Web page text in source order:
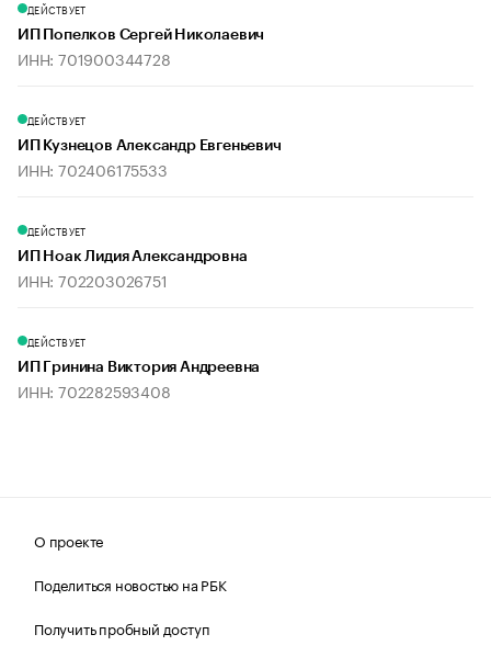
ДЕЙСТВУЕТ
ИП Попелков Сергей Николаевич
ИНН: 701900344728
ДЕЙСТВУЕТ
ИП Кузнецов Александр Евгеньевич
ИНН: 702406175533
ДЕЙСТВУЕТ
ИП Ноак Лидия Александровна
ИНН: 702203026751
ДЕЙСТВУЕТ
ИП Гринина Виктория Андреевна
ИНН: 702282593408
О проекте
Поделиться новостью на РБК
Получить пробный доступ